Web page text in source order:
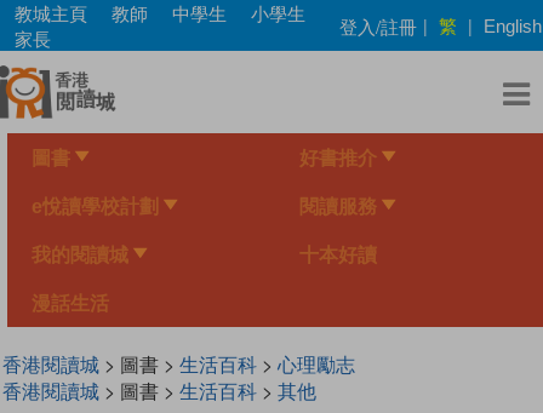
Skip
main
content
教城主頁 教師 中學生
小學生
家長
登入/註冊 | 繁 | English
圖書 好書推介
e悅讀學校計劃 閱讀服務
我的閱讀城 十本好讀
漫話生活
香港閱讀城> 圖書 > 生活百科> 心理勵志
香港閱讀城> 圖書 > 生活百科> 其他